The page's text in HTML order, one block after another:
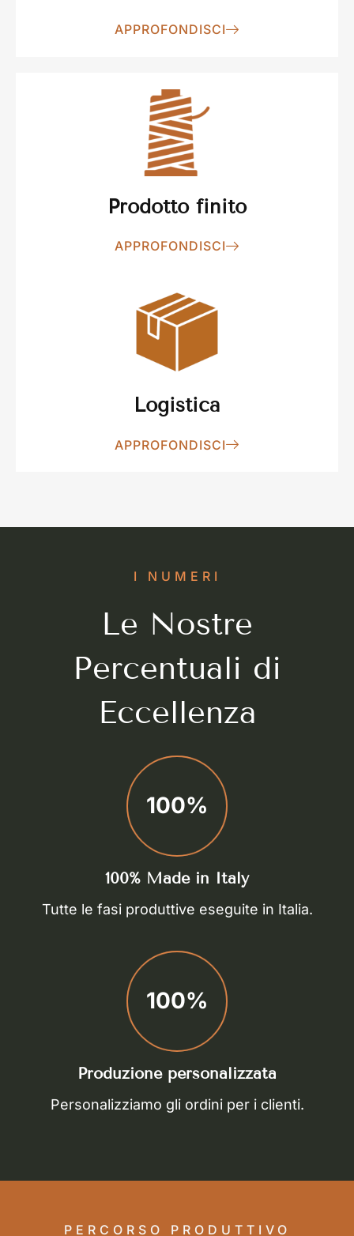
APPROFONDISCI
Prodotto finito
APPROFONDISCI
Logistica
APPROFONDISCI
I NUMERI
Le Nostre
Percentuali di
Eccellenza
100%
100% Made in Italy
Tutte le fasi produttive eseguite in Italia.
100%
Produzione personalizzata
Personalizziamo gli ordini per i clienti.
PERCORSO PRODUTTIVO